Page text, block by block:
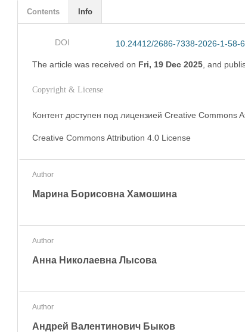
DOI 10.24412/2686-7338-2026-1-58-
The article was received on Fri, 19 Dec 2025 and
Copyright & License
Контент доступен под лицензией Creative Commons
Creative Commons Attribution 4.0 License
Author
Марина Борисовна Хамошина
Author
Анна Николаевна Лысова
Author
Андрей Валентинович Быков
Contents Info